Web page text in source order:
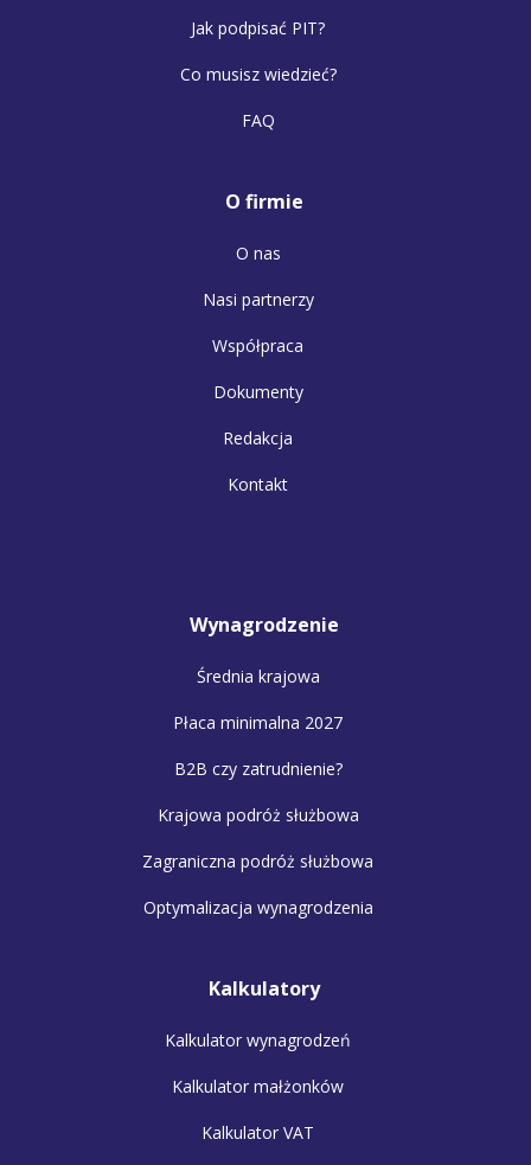
Jak podpisać PIT?
Co musisz wiedzieć?
FAQ
O firmie
O nas
Nasi partnerzy
Współpraca
Dokumenty
Redakcja
Kontakt
Wynagrodzenie
Średnia krajowa
Płaca minimalna 2027
B2B czy zatrudnienie?
Krajowa podróż służbowa
Zagraniczna podróż służbowa
Optymalizacja wynagrodzenia
Kalkulatory
Kalkulator wynagrodzeń
Kalkulator małżonków
Kalkulator VAT